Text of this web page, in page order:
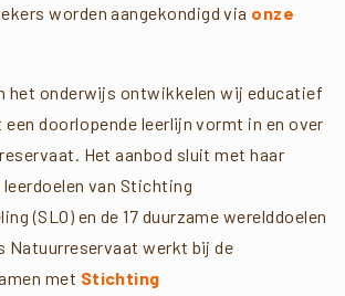
worden aangekondigd via onze
het onderwijs ontwikkelen wij educatief
doorlopende leerlijn vormt in en over
Het aanbod sluit met haar
leerdoelen van Stichting
(SLO) en de 17 duurzame werelddoelen
Natuurreservaat werkt bij de
met Stichting